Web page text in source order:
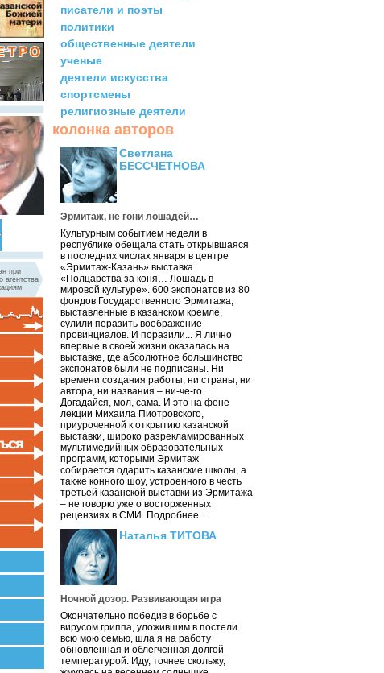
писатели и поэты
политики
общественные деятели
ученые
деятели искусства
спортсмены
религиозные деятели
колонка авторов
Светлана
БЕССЧЕТНОВА
Эрмитаж, не гони лошадей…
Культурным событием недели в
республике обещала стать открывшаяся
в последних числах января в центре
«Эрмитаж-Казань» выставка
«Полцарства за коня… Лошадь в
мировой культуре». 600 экспонатов из 80
фондов Государственного Эрмитажа,
выставленные в казанском кремле,
сулили поразить воображение
провинциалов. И поразили... Я лично
впервые в своей жизни оказалась на
выставке, где абсолютное большинство
экспонатов были не подписаны. Ни
времени создания работы, ни страны, ни
автора, ни названия – ни-че-го.
Догадайся, мол, сама. И это на фоне
лекции Михаила Пиотровского,
приуроченной к открытию казанской
выставки, широко разрекламированных
мультимедийных образовательных
программ, которыми Эрмитаж
собирается одарить казанские школы, а
также конного шоу, устроенного в честь
третьей казанской выставки из Эрмитажа
– не говорю уже о восторженных
рецензиях в СМИ. Подробнее...
Наталья ТИТОВА
Ночной дозор. Развивающая игра
Окончательно победив в борьбе с
вирусом гриппа, уложившим в постели
всю мою семью, шла я на работу
обновленная и облегченная долгой
температурой. Иду, точнее скольжу,
при
агентства